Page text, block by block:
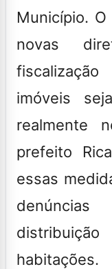
Município.
novas
imóveis
realmente
prefeito
essas
habitações.